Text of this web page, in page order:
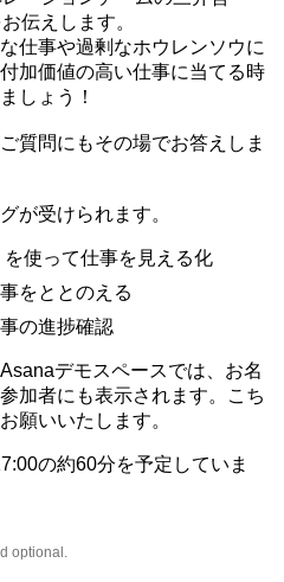
伝えします。
仕事や過剰なホウレンソウに
加価値の高い仕事に当てる時
しょう！
質問にもその場でお答えしま
が受けられます。
使って仕事を見える化
をととのえる
の進捗確認
デモスペースでは、お名
加者にも表示されます。こち
願いいたします。
の約60分を予定していま
optional.